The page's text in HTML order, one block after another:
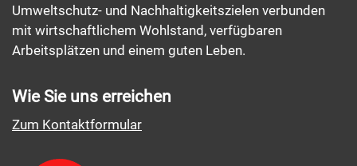
Umweltschutz- und Nachhaltigkeitszielen verbunden
mit wirtschaftlichem Wohlstand, verfügbaren
Arbeitsplätzen und einem guten Leben.
Wie Sie uns erreichen
Zum Kontaktformular